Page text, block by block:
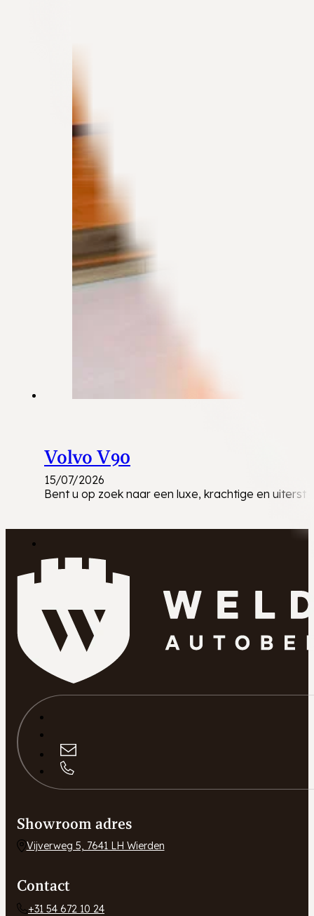
Volvo V90
15/07/2026
Bent u op zoek naar een luxe, krachtige en
Showroom adres
Vijverweg 5, 7641 LH Wierden
Contact
+31 54 672 10 24